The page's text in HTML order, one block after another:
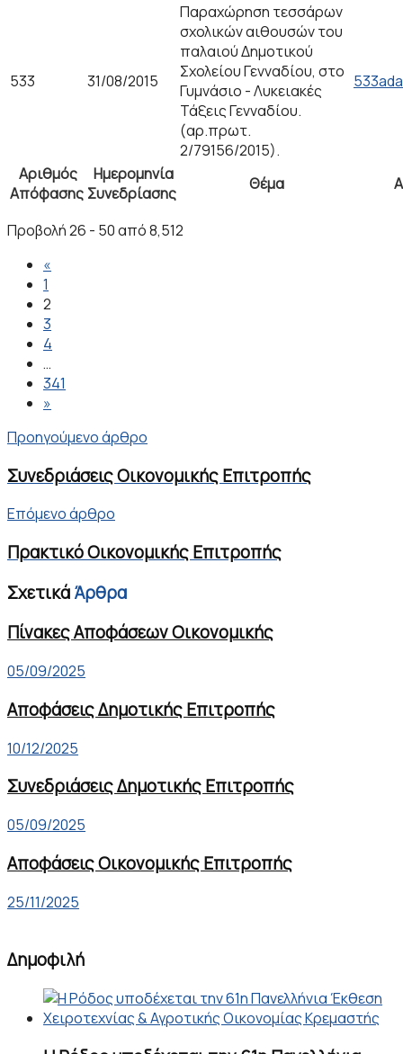
533 31/08/2015
Παραχώρηση τεσσάρων
σχολικών αιθουσών του
παλαιού Δημοτικού
Σχολείου Γενναδίου, στο
Γυμνάσιο - Λυκειακές
Τάξεις Γενναδίου.
(αρ.πρωτ.
2/79156/2015).
Αριθμός
Απόφασης
Ημερομηνία
Συνεδρίασης
Θέμα
Προβολή 26 - 50 από 8,512
«
1
2
3
4
…
341
»
Προηγούμενο άρθρο
Συνεδριάσεις Οικονομικής Επιτροπής
Επόμενο άρθρο
Πρακτικό Οικονομικής Επιτροπής
ΣχετικάΆρθρα
Πίνακες Αποφάσεων Οικονομικής
05/09/2025
Αποφάσεις Δημοτικής Επιτροπής
10/12/2025
Συνεδριάσεις Δημοτικής Επιτροπής
05/09/2025
Αποφάσεις Οικονομικής Επιτροπής
25/11/2025
Δημοφιλή